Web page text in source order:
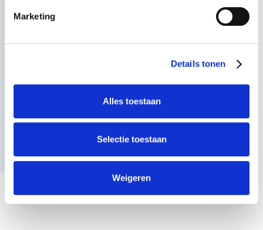
Marketing
Details tonen
Alles toestaan
Selectie toestaan
Weigeren
Jos Jacobi
Adviseur Zakelijk, Summa & Partners